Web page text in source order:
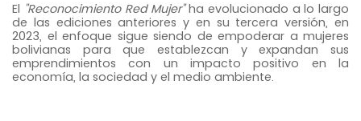
El "Reconocimiento Red Mujer"ha evolucionado a lo largo
de las ediciones anteriores y en su tercera versión, en
2023, el enfoque sigue siendo de empoderar a mujeres
bolivianas para que establezcan y expandan sus
emprendimientos con un impacto positivo en la
economía, la sociedad y el medio ambiente.